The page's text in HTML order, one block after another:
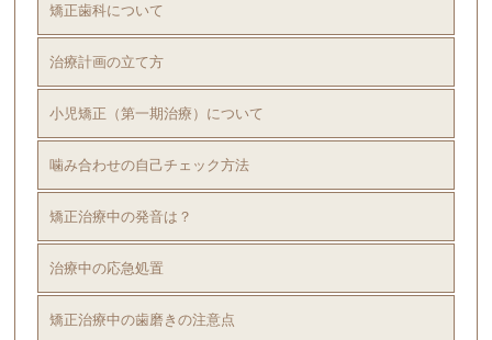
矯正歯科について
治療計画の立て方
小児矯正（第一期治療）について
噛み合わせの自己チェック方法
矯正治療中の発音は？
治療中の応急処置
矯正治療中の歯磨きの注意点